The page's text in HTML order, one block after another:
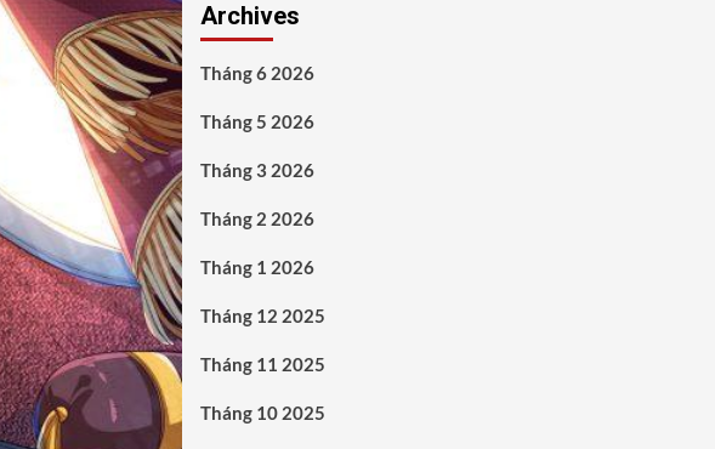
Archives
Tháng 6 2026
Tháng 5 2026
Tháng 3 2026
Tháng 2 2026
Tháng 1 2026
Tháng 12 2025
Tháng 11 2025
Tháng 10 2025